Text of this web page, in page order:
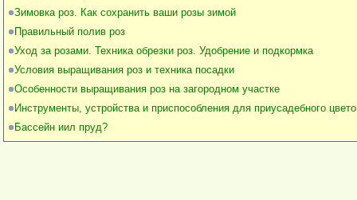
Зимовка роз. Как сохранить ваши розы зимой
Правильный полив роз
Уход за розами. Техника обрезки роз. Удобрение и подкормка
Условия выращивания роз и техника посадки
Особенности выращивания роз на загородном участке
Инструменты, устройства и приспособления для приусадебного
Бассейн иил пруд?